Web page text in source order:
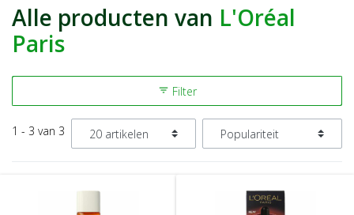
Alle producten van L'Oréal
Paris
filter_list Filter
1 - 3 van 3